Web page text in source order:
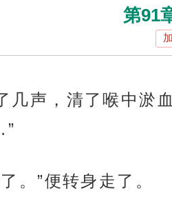
第91
几声，清了喉中淤
。”便转身走了。